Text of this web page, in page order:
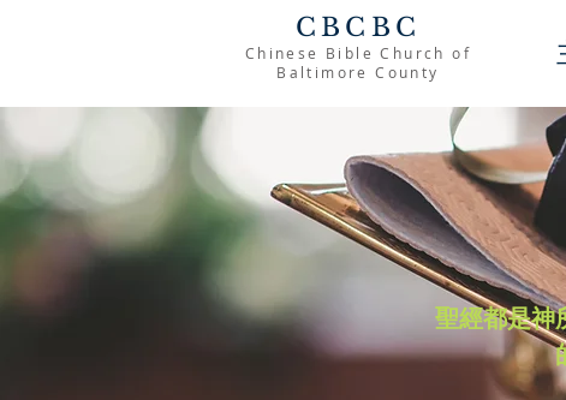
CBCBC
Chinese Bible Church of
Baltimore County
聖經都是神